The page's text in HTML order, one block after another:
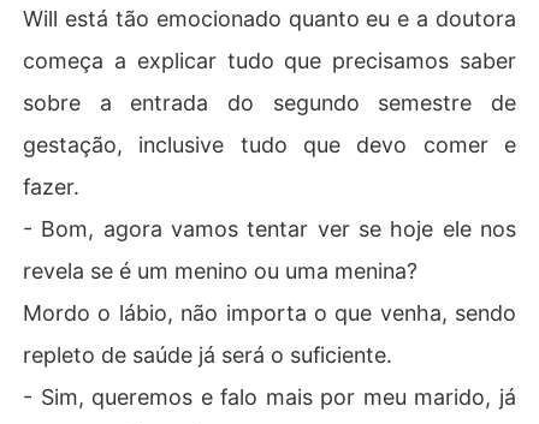
Will está tão emocionado quanto eu e a doutora
começa a explicar tudo que precisamos saber
sobre a entrada do segundo semestre de
gestação, inclusive tudo que devo comer e
fazer.
- Bom, agora vamos tentar ver se hoje ele nos
revela se é um menino ou uma menina?
Mordo o lábio, não importa o que venha, sendo
repleto de saúde já será o suficiente.
- Sim, queremos e falo mais por meu marido, já